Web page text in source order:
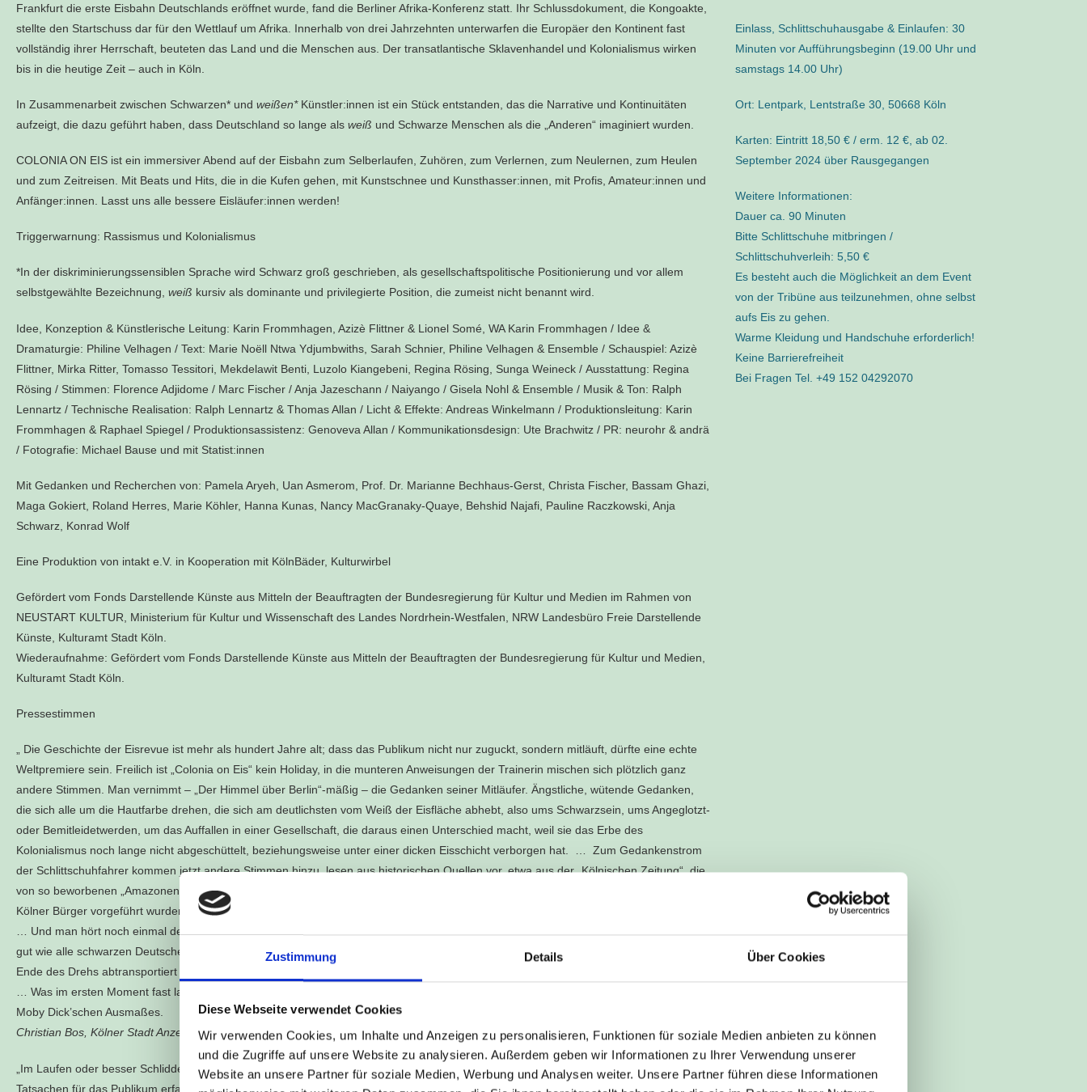
Zustimmung Details Über Cookies
Diese Webseite verwendet Cookies
Wir verwenden Cookies, um Inhalte und Anzeigen zu personalisieren, Funktionen für soziale Medien anbieten zu können
und die Zugriffe auf unsere Website zu analysieren. Außerdem geben wir Informationen zu Ihrer Verwendung unserer
Website an unsere Partner für soziale Medien, Werbung und Analysen weiter. Unsere Partner führen diese Informationen
Frankfurt die erste Eisbahn Deutschlands eröffnet wurde, fand die Berliner Afrika-Konferenz statt. Ihr Schlussdokument, die Kongoakte,
stellte den Startschuss dar für den Wettlauf um Afrika. Innerhalb von drei Jahrzehnten unterwarfen die Europäer den Kontinent fast
vollständig ihrer Herrschaft, beuteten das Land und die Menschen aus. Der transatlantische Sklavenhandel und Kolonialismus wirken
bis in die heutige Zeit – auch in Köln.
In Zusammenarbeit zwischen Schwarzen* und weißen*Künstler:innen ist ein Stück entstanden, das die Narrative und Kontinuitäten
aufzeigt, die dazu geführt haben, dass Deutschland so lange als weiß und Schwarze Menschen als die „Anderen“ imaginiert wurden.
COLONIA ON EIS ist ein immersiver Abend auf der Eisbahn zum Selberlaufen, Zuhören, zum Verlernen, zum Neulernen, zum Heulen
und zum Zeitreisen. Mit Beats und Hits, die in die Kufen gehen, mit Kunstschnee und Kunsthasser:innen, mit Profis, Amateur:innen und
Anfänger:innen. Lasst uns alle bessere Eisläufer:innen werden!
Triggerwarnung: Rassismus und Kolonialismus
*In der diskriminierungssensiblen Sprache wird Schwarz groß geschrieben, als gesellschaftspolitische Positionierung und vor allem
selbstgewählte Bezeichnung, weiß kursiv als dominante und privilegierte Position, die zumeist nicht benannt wird.
Idee, Konzeption & Künstlerische Leitung: Karin Frommhagen, Azizè Flittner & Lionel Somé, WA Karin Frommhagen / Idee &
Dramaturgie: Philine Velhagen / Text: Marie Noëll Ntwa Ydjumbwiths, Sarah Schnier, Philine Velhagen & Ensemble / Schauspiel: Azizè
Flittner, Mirka Ritter, Tomasso Tessitori, Mekdelawit Benti, Luzolo Kiangebeni, Regina Rösing, Sunga Weineck / Ausstattung: Regina
Rösing / Stimmen: Florence Adjidome / Marc Fischer / Anja Jazeschann / Naiyango / Gisela Nohl & Ensemble / Musik & Ton: Ralph
Lennartz / Technische Realisation: Ralph Lennartz & Thomas Allan / Licht & Effekte: Andreas Winkelmann / Produktionsleitung: Karin
Frommhagen & Raphael Spiegel / Produktionsassistenz: Genoveva Allan / Kommunikationsdesign: Ute Brachwitz / PR: neurohr & andrä
/ Fotografie: Michael Bause und mit Statist:innen
Mit Gedanken und Recherchen von: Pamela Aryeh, Uan Asmerom, Prof. Dr. Marianne Bechhaus-Gerst, Christa Fischer, Bassam Ghazi,
Maga Gokiert, Roland Herres, Marie Köhler, Hanna Kunas, Nancy MacGranaky-Quaye, Behshid Najafi, Pauline Raczkowski, Anja
Schwarz, Konrad Wolf
Eine Produktion von intakt e.V. in Kooperation mit KölnBäder, Kulturwirbel
Gefördert vom Fonds Darstellende Künste aus Mitteln der Beauftragten der Bundesregierung für Kultur und Medien im Rahmen von
NEUSTART KULTUR, Ministerium für Kultur und Wissenschaft des Landes Nordrhein-Westfalen, NRW Landesbüro Freie Darstellende
Künste, Kulturamt Stadt Köln.
Wiederaufnahme: Gefördert vom Fonds Darstellende Künste aus Mitteln der Beauftragten der Bundesregierung für Kultur und Medien,
Kulturamt Stadt Köln.
Pressestimmen
„ Die Geschichte der Eisrevue ist mehr als hundert Jahre alt; dass das Publikum nicht nur zuguckt, sondern mitläuft, dürfte eine echte
Weltpremiere sein. Freilich ist „Colonia on Eis“ kein Holiday, in die munteren Anweisungen der Trainerin mischen sich plötzlich ganz
andere Stimmen. Man vernimmt – „Der Himmel über Berlin“-mäßig – die Gedanken seiner Mitläufer. Ängstliche, wütende Gedanken,
die sich alle um die Hautfarbe drehen, die sich am deutlichsten vom Weiß der Eisfläche abhebt, also ums Schwarzsein, ums Angeglotzt-
oder Bemitleidetwerden, um das Auffallen in einer Gesellschaft, die daraus einen Unterschied macht, weil sie das Erbe des
Kolonialismus noch lange nicht abgeschüttelt, beziehungsweise unter einer dicken Eisschicht verborgen hat. … Zum Gedankenstrom
der Schlittschuhfahrer kommen jetzt andere Stimmen hinzu, lesen aus historischen Quellen vor, etwa aus der „Kölnischen Zeitung“, die
von so beworbenen „Amazonen“ aus Togo berichtet, die in Castans Panoptikum in der Hohe Straße zur (erotischen) Unterhaltung der
Kölner Bürger vorgeführt wurden, von deren Taufe im Kölner Dom, oder dem Lungenentzündungstod einer erst 16-jährigen „Amazone“
… Und man hört noch einmal den 2019 in Köln verstorbenen Theodor Wonja Michael ... erzählen, wie er während der Nazi-Diktatur so
gut wie alle schwarzen Deutschen als Statisten auf Dreharbeiten von Kolonialfilmen kennenlernte, wie er stets fürchtete, sogleich nach
Ende des Drehs abtransportiert zu werden.
… Was im ersten Moment fast lachhaft absurd erschien – Kolonialismuskritik on Ice – erweist sich nach 90 Minuten als Großmetapher
Moby Dick’schen Ausmaßes.
Christian Bos, Kölner Stadt Anzeiger, 08. November 2022
„Im Laufen oder besser Schliddern auf dem Eis hat die Produktion von intakt e.V. ein starkes Sinnbild gefunden, das gleich zwei
Tatsachen für das Publikum erfahrbar macht: Zum einen die Unsicherheit, die Betroffene durch etablierte (Alltags-)Rassismen
Einlass, Schlittschuhausgabe & Einlaufen: 30
Minuten vor Aufführungsbeginn (19.00 Uhr und
samstags 14.00 Uhr)
Ort: Lentpark, Lentstraße 30, 50668 Köln
Karten: Eintritt 18,50 € / erm. 12 €, ab 02.
September 2024 über Rausgegangen
Weitere Informationen:
Dauer ca. 90 Minuten
Bitte Schlittschuhe mitbringen /
Schlittschuhverleih: 5,50 €
Es besteht auch die Möglichkeit an dem Event
von der Tribüne aus teilzunehmen, ohne selbst
aufs Eis zu gehen.
Warme Kleidung und Handschuhe erforderlich!
Keine Barrierefreiheit
Bei Fragen Tel. +49 152 04292070